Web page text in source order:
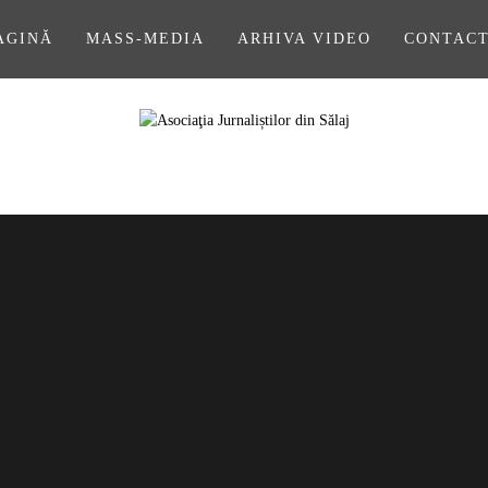
MASS-MEDIA ARHIVA VIDEO CONTACT